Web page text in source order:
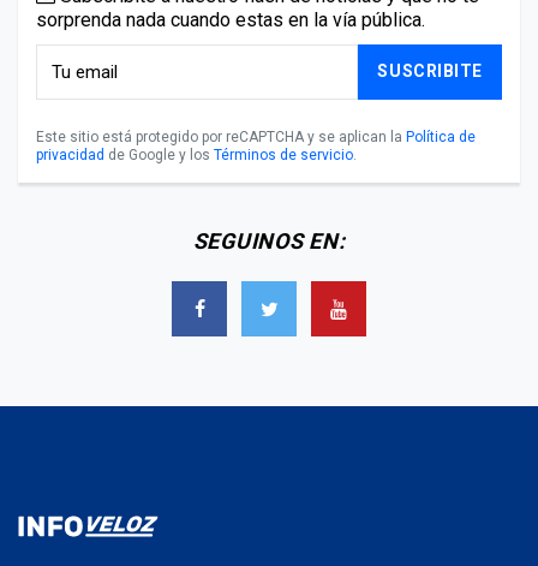
sorprenda nada cuando estas en la vía pública.
SUSCRIBITE
Este sitio está protegido por reCAPTCHA y se aplican la Política de
privacidad de Google y los Términos de servicio.
SEGUINOS EN: